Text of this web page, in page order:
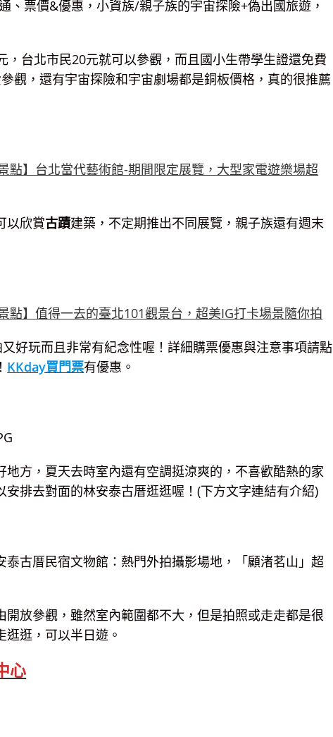
台北市民20元就可以參觀，而且國小生帶學生證還免費
觀，還有宇宙探險和宇宙劇場都是銅板價格，真的很推薦
以欣賞古蹟建築，不定期推出不同展覽，親子族還有週末
好玩而且非常有紀念性喔！詳細購票優惠與注意事項請點
KKday買門票有優惠。
方，夏天去時室內還有空調挺涼爽的，不喜歡酷熱的家
排去對面的林安泰古厝逛逛喔！(下方文字連結有介紹)
放參觀，雖然室內範圍都不大，但是拍照或走走都是很
逛，可以半日遊。
心